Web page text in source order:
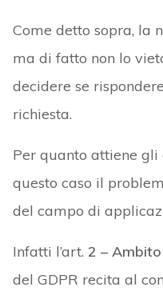
Come detto sopra, la
ma di fatto non lo
decidere se
richiesta.
Per quanto attiene gli
questo caso il
del campo di
Infatti l’art. 2 –
del GDPR recita al